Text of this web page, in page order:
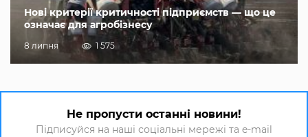
Нові критерії критичності підприємств — що це
означає для агробізнесу
8 липня 1 575
Не пропусти останні новини!
Підписуйся на наші соціальні мережі та e-mail